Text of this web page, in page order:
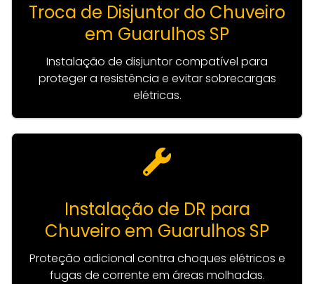
Troca de Disjuntor do Chuveiro
em Guarulhos SP
Instalação de disjuntor compatível para
proteger a resistência e evitar sobrecargas
elétricas.
Instalação de DR para
Chuveiro em Guarulhos SP
Proteção adicional contra choques elétricos e
fugas de corrente em áreas molhadas.